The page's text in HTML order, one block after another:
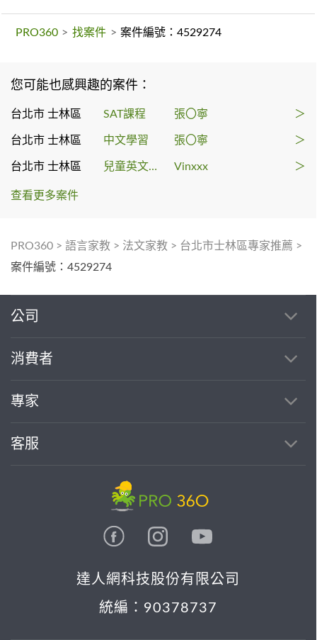
PRO360 > 找案件 > 案件編號：4529274
您可能也感興趣的案件：
台北市 士林區 SAT課程 張〇寧 ＞
台北市 士林區 中文學習 張〇寧 ＞
台北市 士林區 兒童英文教學 Vinxxx ＞
查看更多案件
PRO360 > 語言家教 > 法文家教 > 台北市士林區專家推薦 >
案件編號：4529274
公司
消費者
專家
客服
達人網科技股份有限公司
統編：90378737